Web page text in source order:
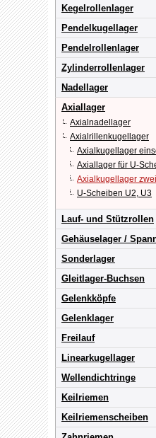
Kegelrollenlager
Pendelkugellager
Pendelrollenlager
Zylinderrollenlager
Nadellager
Axiallager
Axialnadellager
Axialrillenkugellager
Axialkugellager
Axiallager für U-
Axialkugellager
U-Scheiben U2, U3
Lauf- und Stützrollen
Gehäuselager /
Sonderlager
Gleitlager-Buchsen
Gelenkköpfe
Gelenklager
Freilauf
Linearkugellager
Wellendichtringe
Keilriemen
Keilriemenscheiben